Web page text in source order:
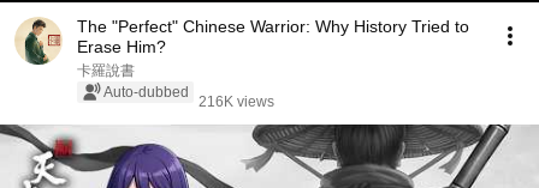
The "Perfect" Chinese Warrior: Why History Tried to
Erase Him?
卡羅說書
Auto-dubbed
216K views